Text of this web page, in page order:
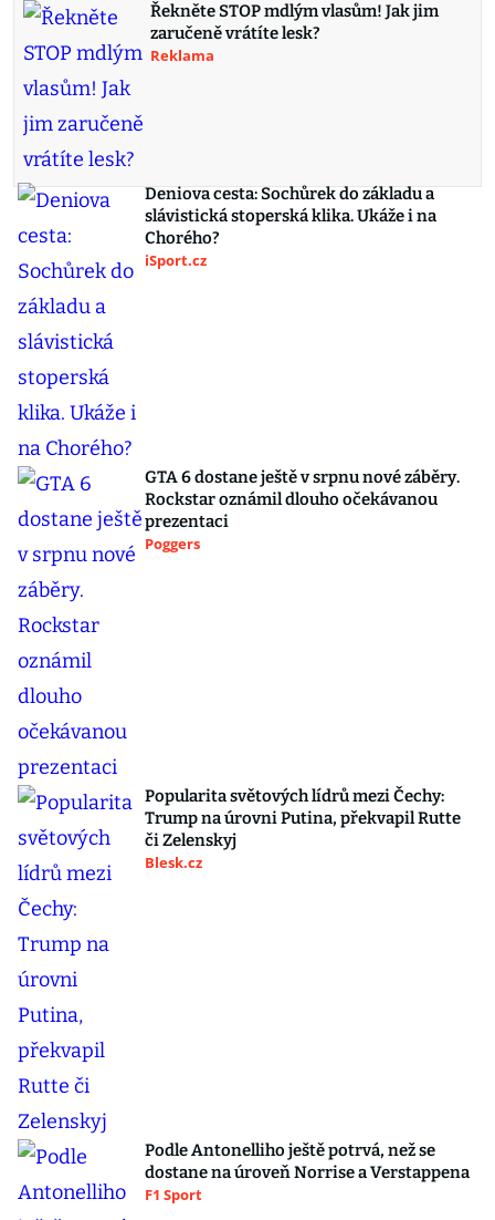
Řekněte STOP mdlým vlasům! Jak jim
zaručeně vrátíte lesk?
Reklama
Deniova cesta: Sochůrek do základu a
slávistická stoperská klika. Ukáže i na
Chorého?
iSport.cz
GTA 6 dostane ještě v srpnu nové záběry.
Rockstar oznámil dlouho očekávanou
prezentaci
Poggers
Popularita světových lídrů mezi Čechy:
Trump na úrovni Putina, překvapil Rutte
či Zelenskyj
Blesk.cz
Podle Antonelliho ještě potrvá, než se
dostane na úroveň Norrise a Verstappena
F1 Sport